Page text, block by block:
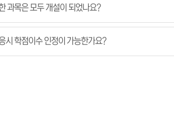
과목은 모두 개설이 되었나요?
시 학점이수 인정이 가능한가요?